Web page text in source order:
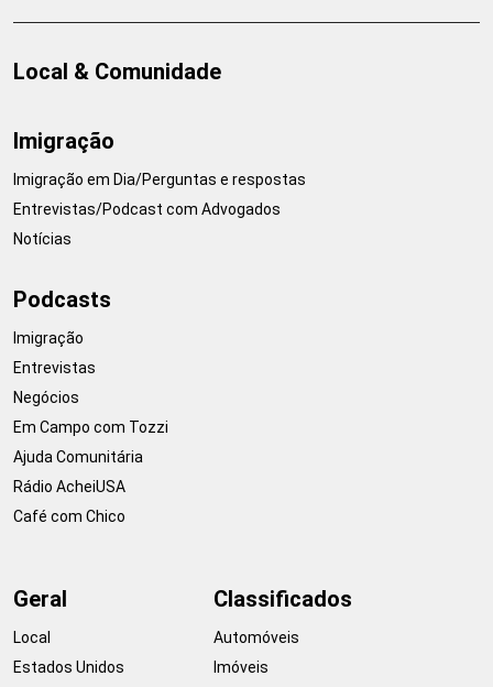
Local & Comunidade
Imigração
Imigração em Dia/Perguntas e respostas
Entrevistas/Podcast com Advogados
Notícias
Podcasts
Imigração
Entrevistas
Negócios
Em Campo com Tozzi
Ajuda Comunitária
Rádio AcheiUSA
Café com Chico
Geral
Local
Estados Unidos
Classificados
Automóveis
Imóveis